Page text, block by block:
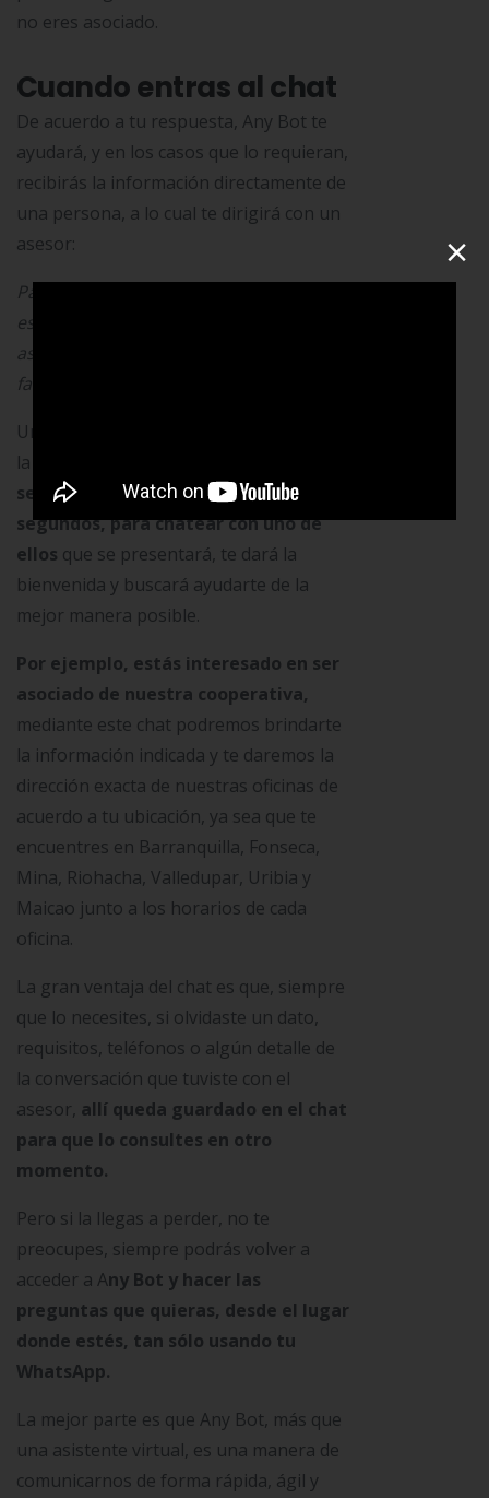
no eres asociado.
Cuando entras al chat
De acuerdo a tu respuesta, Any Bot te
ayudará, y en los casos que lo requieran,
recibirás la información directamente de
una persona, a lo cual te dirigirá con un
asesor:
Para brindarte un mejor servicio, te
estamos poniendo en contacto con un
asesor. Espéranos un momento por
favor…
Unos minutos después, dependiendo de
la disponibilidad de nuestros asesores,
será cuestión de minutos, incluso de
segundos, para chatear con uno de
ellos que se presentará, te dará la
bienvenida y buscará ayudarte de la
mejor manera posible.
Por ejemplo, estás interesado en ser
asociado de nuestra cooperativa,
mediante este chat podremos brindarte
la información indicada y te daremos la
dirección exacta de nuestras oficinas de
acuerdo a tu ubicación, ya sea que te
encuentres en Barranquilla, Fonseca,
Mina, Riohacha, Valledupar, Uribia y
Maicao junto a los horarios de cada
oficina.
La gran ventaja del chat es que, siempre
que lo necesites, si olvidaste un dato,
requisitos, teléfonos o algún detalle de
la conversación que tuviste con el
asesor, allí queda guardado en el chat
para que lo consultes en otro
momento.
Pero si la llegas a perder, no te
preocupes, siempre podrás volver a
acceder a Any Bot y hacer las
preguntas que quieras, desde el lugar
donde estés, tan sólo usando tu
WhatsApp.
La mejor parte es que Any Bot, más que
una asistente virtual, es una manera de
comunicarnos de forma rápida, ágil y
×